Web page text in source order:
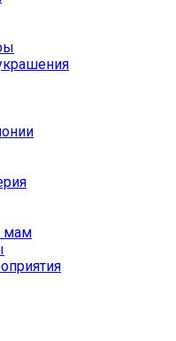
мам